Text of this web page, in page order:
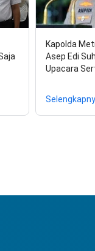
Kapolda
Asep Edi
Upacara